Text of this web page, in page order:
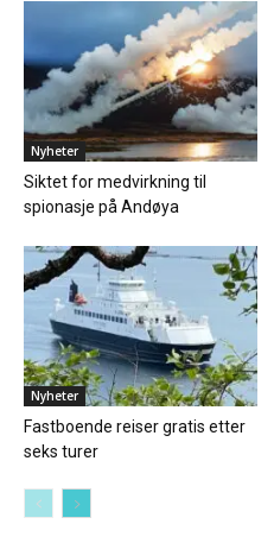
Nyheter
Siktet for medvirkning til
spionasje på Andøya
Nyheter
Fastboende reiser gratis etter
seks turer